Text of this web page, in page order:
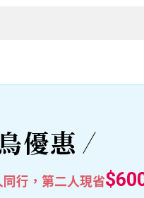
優惠
行，第二人現省